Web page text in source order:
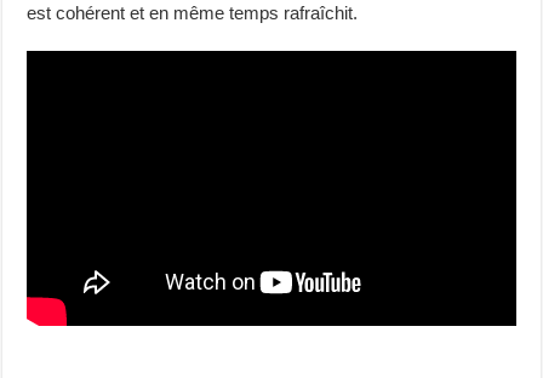
est cohérent et en même temps rafraîchit.